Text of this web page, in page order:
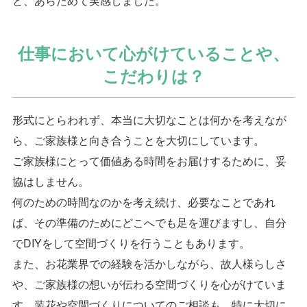
仕事において心がけていることや、
こだわりは？
形式にとらわれず、本当に大切なことは何かを考えなが
ら、ご家族様と向き合うことを大切にしています。
ご家族様にとって価値ある時間をお届けするために、妥
協はしません。
何のための時間なのかを考え続け、必要なことであれ
ば、その準備のためにどこへでも足を運びますし、自分
でDIYをして空間づくりを行うこともあります。
また、お花業界での経験を活かしながら、故人様らしさ
や、ご家族様の想いが伝わる空間づくりを心がけていま